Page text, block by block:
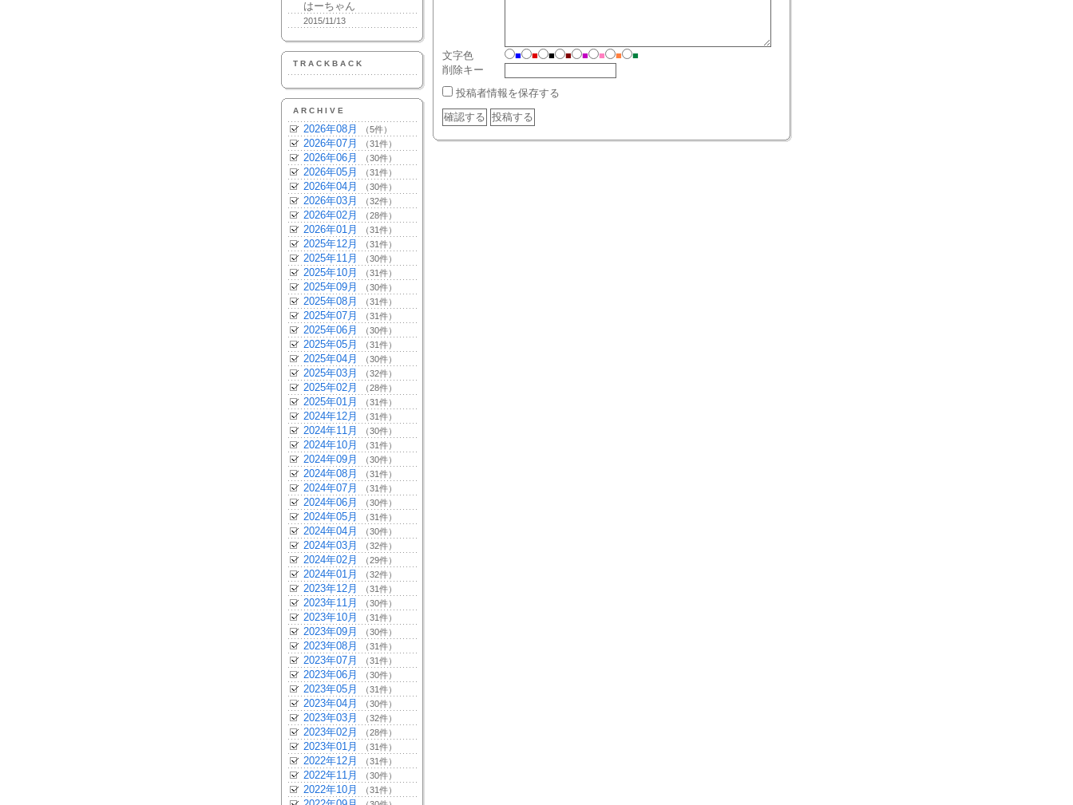
はーちゃん
2015/11/13
TRACKBACK
ARCHIVE
2026年08月 （5件）
2026年07月 （31件）
2026年06月 （30件）
2026年05月 （31件）
2026年04月 （30件）
2026年03月 （32件）
2026年02月 （28件）
2026年01月 （31件）
2025年12月 （31件）
2025年11月 （30件）
2025年10月 （31件）
2025年09月 （30件）
2025年08月 （31件）
2025年07月 （31件）
2025年06月 （30件）
2025年05月 （31件）
2025年04月 （30件）
2025年03月 （32件）
2025年02月 （28件）
2025年01月 （31件）
2024年12月 （31件）
2024年11月 （30件）
2024年10月 （31件）
2024年09月 （30件）
2024年08月 （31件）
2024年07月 （31件）
2024年06月 （30件）
2024年05月 （31件）
2024年04月 （30件）
2024年03月 （32件）
2024年02月 （29件）
2024年01月 （32件）
2023年12月 （31件）
2023年11月 （30件）
2023年10月 （31件）
2023年09月 （30件）
2023年08月 （31件）
2023年07月 （31件）
2023年06月 （30件）
2023年05月 （31件）
2023年04月 （30件）
2023年03月 （32件）
2023年02月 （28件）
2023年01月 （31件）
2022年12月 （31件）
2022年11月 （30件）
2022年10月 （31件）
文字色 ■ ■ ■ ■ ■ ■ ■
■
削除キー
投稿者情報を保存する